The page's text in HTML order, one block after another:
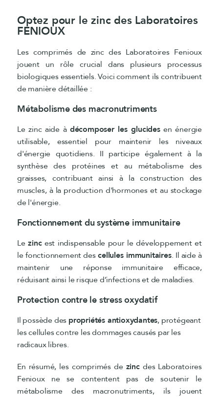
Optez pour le zinc des Laboratoires
FENIOUX
Les comprimés de zinc des Laboratoires Fenioux
jouent un rôle crucial dans plusieurs processus
biologiques essentiels. Voici comment ils contribuent
de manière détaillée :
Métabolisme des macronutriments
Le zinc aide à décomposer les glucidesen énergie
utilisable, essentiel pour maintenir les niveaux
d'énergie quotidiens. II participe également à la
synthèse des protéines et au métabolisme des
graisses, contribuant ainsi à la construction des
muscles, à la production d'hormones et au stockage
de l'énergie.
Fonctionnement du système immunitaire
Lezincest indispensable pour le développement et
le fonctionnement descellules immunitaires. Il aide à
maintenir une réponse immunitaire efficace,
réduisant ainsi le risque d’infections et de maladies.
Protection contre le stress oxydatif
Il possède des propriétés antioxydantes, protégeant
les cellules contre les dommages causés par les
radicaux libres.
En résumé, les comprimés de zincdes Laboratoires
Fenioux ne se contentent pas de soutenir le
métabolisme des macronutriments, ils jouent